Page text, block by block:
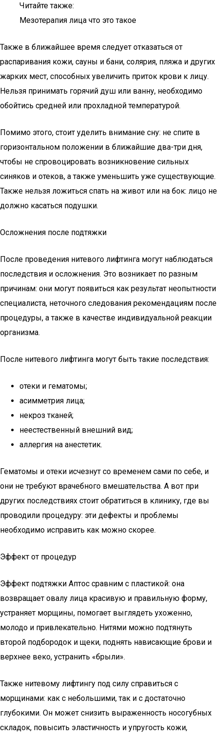
Читайте также:
Мезотерапия лица что это такое
Также в ближайшее время следует отказаться от
распаривания кожи, сауны и бани, солярия, пляжа и других
жарких мест, способных увеличить приток крови к лицу.
Нельзя принимать горячий душ или ванну, необходимо
обойтись средней или прохладной температурой.
Помимо этого, стоит уделить внимание сну: не спите в
горизонтальном положении в ближайшие два-три дня,
чтобы не спровоцировать возникновение сильных
синяков и отеков, а также уменьшить уже существующие.
Также нельзя ложиться спать на живот или на бок: лицо не
должно касаться подушки.
Осложнения после подтяжки
После проведения нитевого лифтинга могут наблюдаться
последствия и осложнения. Это возникает по разным
причинам: они могут появиться как результат неопытности
специалиста, неточного следования рекомендациям после
процедуры, а также в качестве индивидуальной реакции
организма.
После нитевого лифтинга могут быть такие последствия:
отеки и гематомы;
асимметрия лица;
некроз тканей;
неестественный внешний вид;
аллергия на анестетик.
Гематомы и отеки исчезнут со временем сами по себе, и
они не требуют врачебного вмешательства. А вот при
других последствиях стоит обратиться в клинику, где вы
проводили процедуру: эти дефекты и проблемы
необходимо исправить как можно скорее.
Эффект от процедур
Эффект подтяжки Аптос сравним с пластикой: она
возвращает овалу лица красивую и правильную форму,
устраняет морщины, помогает выглядеть ухоженно,
молодо и привлекательно. Нитями можно подтянуть
второй подбородок и щеки, поднять нависающие брови и
верхнее веко, устранить «брыли».
Также нитевому лифтингу под силу справиться с
морщинами: как с небольшими, так и с достаточно
глубокими. Он может снизить выраженность носогубных
складок, повысить эластичность и упругость кожи,